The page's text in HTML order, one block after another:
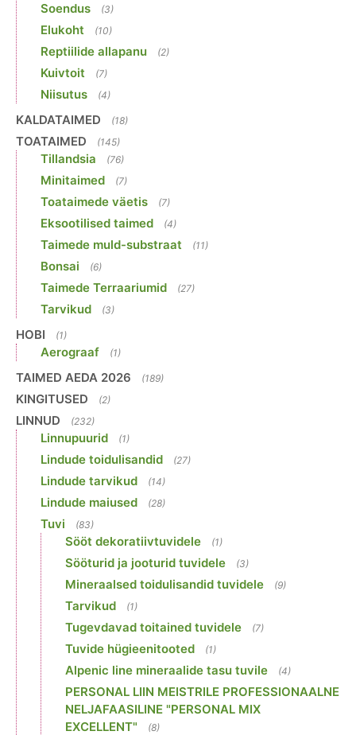
Soendus (3)
Elukoht (10)
Reptiilide allapanu (2)
Kuivtoit (7)
Niisutus (4)
KALDATAIMED (18)
TOATAIMED (145)
Tillandsia (76)
Minitaimed (7)
Toataimede väetis (7)
Eksootilised taimed (4)
Taimede muld-substraat (11)
Bonsai (6)
Taimede Terraariumid (27)
Tarvikud (3)
HOBI (1)
Aerograaf (1)
TAIMED AEDA 2026 (189)
KINGITUSED (2)
LINNUD (232)
Linnupuurid (1)
Lindude toidulisandid (27)
Lindude tarvikud (14)
Lindude maiused (28)
Tuvi (83)
Sööt dekoratiivtuvidele (1)
Sööturid ja jooturid tuvidele (3)
Mineraalsed toidulisandid tuvidele (9)
Tarvikud (1)
Tugevdavad toitained tuvidele (7)
Tuvide hügieenitooted (1)
Alpenic line mineraalide tasu tuvile (4)
PERSONAL LIIN MEISTRILE PROFESSIONAALNE
NELJAFAASILINE "PERSONAL MIX
EXCELLENT"
(8)